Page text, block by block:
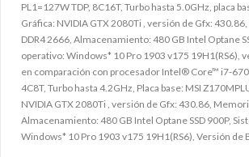
PL1=127W TDP, 8C16T, Turbo hasta 5.0GHz, placa
Gráfica: NVIDIA GTX 2080Ti , versión de Gfx:
DDR4 2666, Almacenamiento: 480 GB Intel Optane
operativo: Windows* 10 Pro 1903 v175 19H1(RS6),
en comparación con procesador Intel® Core™ i7-
4C8T, Turbo hasta 4.2GHz, Placa base: MSI
NVIDIA GTX 2080Ti , versión de Gfx: 430.86,
Almacenamiento: 480 GB Intel Optane SSD 900P,
Windows* 10 Pro 1903 v175 19H1(RS6), Versión de